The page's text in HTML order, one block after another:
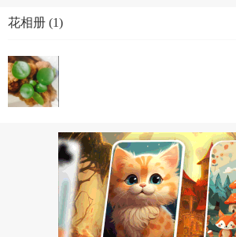
花相册 (1)